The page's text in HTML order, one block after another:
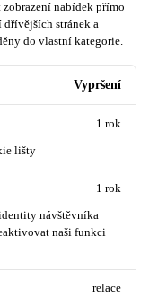
nabídek přímo
stránek a
do vlastní kategorie.
Vypršení
lišty
1 rok
návštěvníka
naši funkci
1 rok
relace